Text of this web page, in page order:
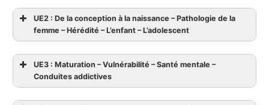
UE2 : De la conception à la naissance – Pathologie de la
femme – Hérédité – L’enfant – L’adolescent
UE3 : Maturation – Vulnérabilité – Santé mentale –
Conduites addictives